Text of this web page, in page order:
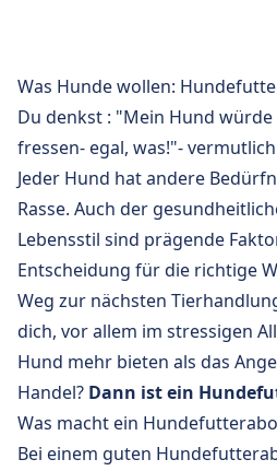
Was Hunde wollen:
Du denkst : "Mein Hund
fressen- egal, was!"-
Jeder Hund hat andere
Rasse. Auch der
Lebensstil sind prägende
Entscheidung für die richtige
Weg zur nächsten
dich, vor allem im stressigen
Hund mehr bieten als das
Handel? Dann ist ein
Was macht ein
Bei einem guten